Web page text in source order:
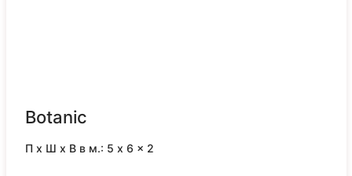
Botanic
П x Ш x В в м.: 5 x 6 x 2